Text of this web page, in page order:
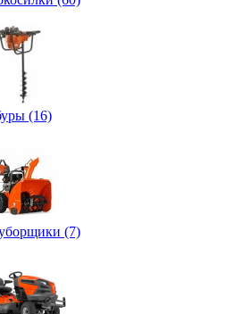
(16)
(7)